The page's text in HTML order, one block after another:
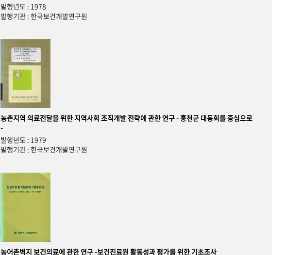
발행년도 : 1978
발행기관 : 한국보건개발연구원
농촌지역 의료전달을 위한 지역사회 조직개발 전략에 관한 연구 - 홍천군 대동회를 중심으로
-
발행년도 : 1979
발행기관 : 한국보건개발연구원
농어촌벽지 보건의료에 관한 연구 -보건진료원 활동성과 평가를 위한 기초조사